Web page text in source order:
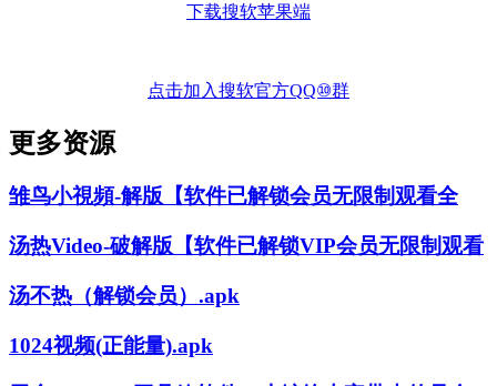
下载搜软苹果端
点击加入搜软官方QQ⑩群
更多资源
雏鸟小視頻-解版【软件已解锁会员无限制观看全
汤热Video-破解版【软件已解锁VIP会员无限制观看
汤不热（解锁会员）.apk
1024视频(正能量).apk